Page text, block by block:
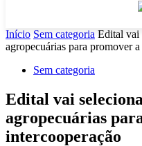
Início Sem categoria Edital vai
agropecuárias para promover
Sem categoria
Edital vai
agropecuárias
intercooperação